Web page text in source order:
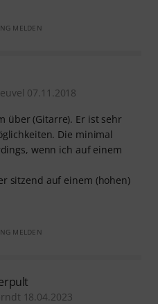
MELDEN
07.11.2018
über (Gitarre). Er ist sehr
Die minimal
wenn ich auf einem
sitzend auf einem (hohen)
MELDEN
18.04.2023